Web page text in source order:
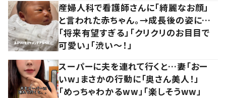
産婦人科で看護師さんに「綺麗なお顔」
と言われた赤ちゃん。→成長後の姿に…
「将来有望すぎる」「クリクリのお目目で
可愛い」「渋い～！」
スーパーに夫を連れて行くと…妻「おー
いw」まさかの行動に「奥さん美人！」
「めっちゃわかるww」「楽しそうww」